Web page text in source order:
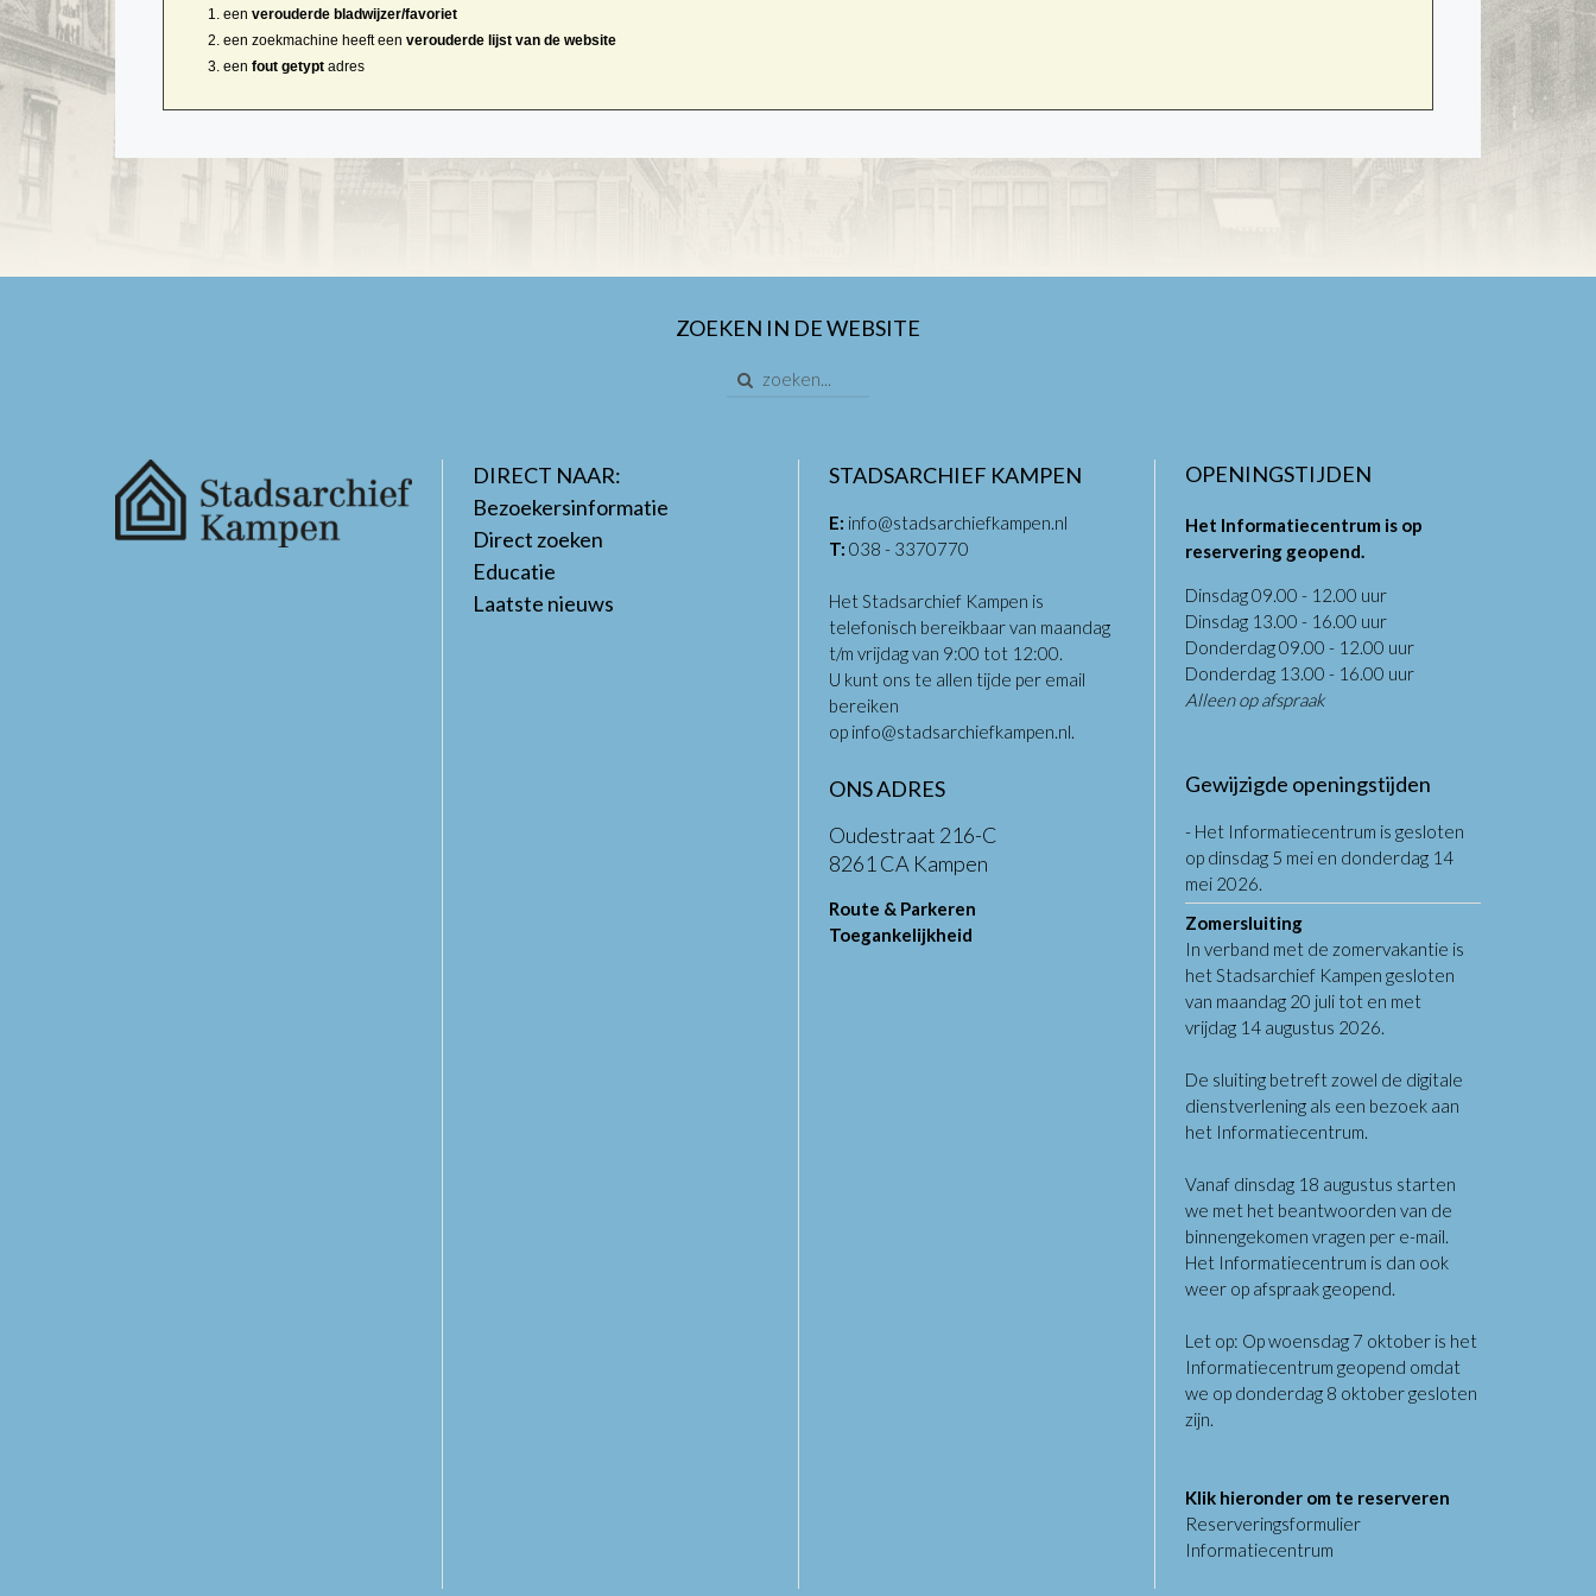
een verouderde bladwijzer/favoriet
een zoekmachine heeft een verouderde lijst van de website
een fout getypt adres
ZOEKEN IN DE WEBSITE
DIRECT NAAR:
Bezoekersinformatie
Direct zoeken
Educatie
Laatste nieuws
STADSARCHIEF KAMPEN
E: info@stadsarchiefkampen.nl
T: 038 - 3370770
Het Stadsarchief Kampen is
telefonisch bereikbaar van maandag
t/m vrijdag van 9:00 tot 12:00.
U kunt ons te allen tijde per email
bereiken
op info@stadsarchiefkampen.nl.
ONS ADRES
Oudestraat 216-C
8261 CA Kampen
Route & Parkeren
Toegankelijkheid
OPENINGSTIJDEN
Het Informatiecentrum is op
reservering geopend.
Dinsdag 09.00 - 12.00 uur
Dinsdag 13.00 - 16.00 uur
Donderdag 09.00 - 12.00 uur
Donderdag 13.00 - 16.00 uur
Alleen op afspraak
Gewijzigde openingstijden
- Het Informatiecentrum is gesloten
op dinsdag 5 mei en donderdag 14
mei 2026.
Zomersluiting
In verband met de zomervakantie is
het Stadsarchief Kampen gesloten
van maandag 20 juli tot en met
vrijdag 14 augustus 2026.
De sluiting betreft zowel de digitale
dienstverlening als een bezoek aan
het Informatiecentrum.
Vanaf dinsdag 18 augustus starten
we met het beantwoorden van de
binnengekomen vragen per e-mail.
Het Informatiecentrum is dan ook
weer op afspraak geopend.
Let op: Op woensdag 7 oktober is het
Informatiecentrum geopend omdat
we op donderdag 8 oktober gesloten
zijn.
Klik hieronder om te reserveren
Reserveringsformulier
Informatiecentrum